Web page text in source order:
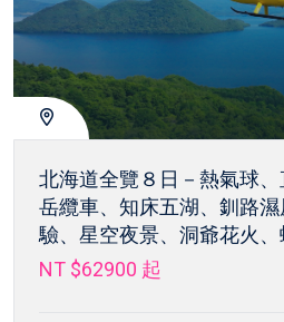
北海道全覽８日－熱氣球
岳纜車、知床五湖、釧路
驗、星空夜景、洞爺花火
NT $62900 起